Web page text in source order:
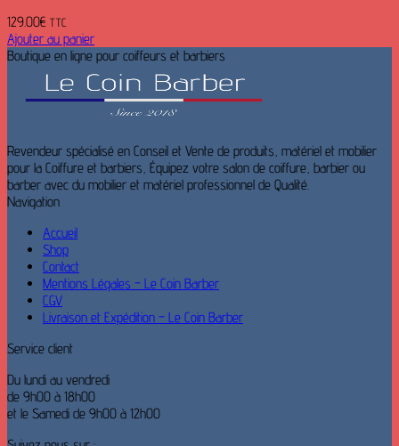
129.00€ TTC
Ajouter au panier
Boutique en ligne pour coiffeurs et barbiers
Revendeur spécialisé en Conseil et Vente de produits, matériel et mobilier
pour la Coiffure et barbiers, Équipez votre salon de coiffure, barbier ou
barber avec du mobilier et matériel professionnel de Qualité.
Navigation
Accueil
Shop
Contact
Mentions Légales – Le Coin Barber
CGV
Livraison et Expédition – Le Coin Barber
Service client
Du lundi au vendredi
de 9h00 à 18h00
et le Samedi de 9h00 à 12h00